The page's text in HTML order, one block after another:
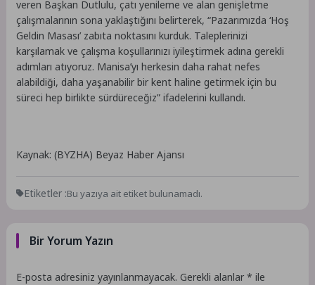
veren Başkan Dutlulu, çatı yenileme ve alan genişletme
çalışmalarının sona yaklaştığını belirterek, “Pazarımızda ‘Hoş
Geldin Masası’ zabıta noktasını kurduk. Taleplerinizi
karşılamak ve çalışma koşullarınızı iyileştirmek adına gerekli
adımları atıyoruz. Manisa’yı herkesin daha rahat nefes
alabildiği, daha yaşanabilir bir kent haline getirmek için bu
süreci hep birlikte sürdüreceğiz” ifadelerini kullandı.
Kaynak: (BYZHA) Beyaz Haber Ajansı
Etiketler :Bu yazıya ait etiket bulunamadı.
Bir Yorum Yazın
E-posta adresiniz yayınlanmayacak. Gerekli alanlar* ile